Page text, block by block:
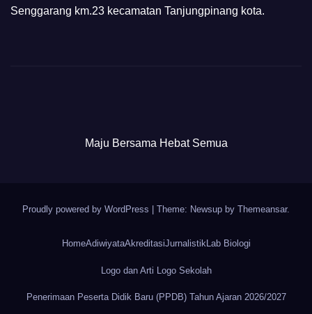
Senggarang km.23 kecamatan Tanjungpinang kota.
Maju Bersama Hebat Semua
Proudly powered by WordPress Theme: Newsup by Themeansar.
HomeAdiwiyataAkreditasiJurnalistik Lab Biologi
Logo dan Arti Logo Sekolah
Penerimaan Peserta Didik Baru (PPDB) Tahun Ajaran 2026/2027